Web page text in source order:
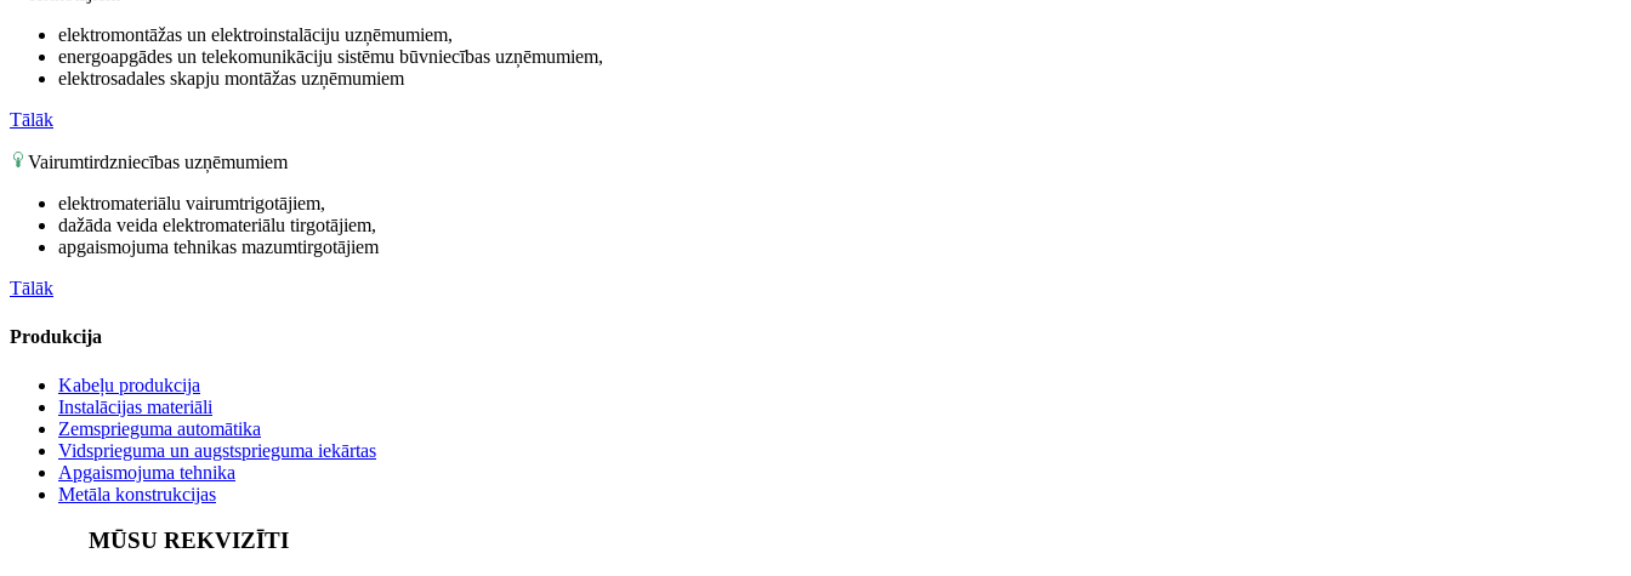
elektromontāžas un elektroinstalāciju uzņēmumiem,
energoapgādes un telekomunikāciju sistēmu būvniecības uzņēmumiem,
elektrosadales skapju montāžas uzņēmumiem
Tālāk
Vairumtirdzniecības uzņēmumiem
elektromateriālu vairumtrigotājiem,
dažāda veida elektromateriālu tirgotājiem,
apgaismojuma tehnikas mazumtirgotājiem
Tālāk
Produkcija
Kabeļu produkcija
Instalācijas materiāli
Zemsprieguma automātika
Vidsprieguma un augstsprieguma iekārtas
Apgaismojuma tehnika
Metāla konstrukcijas
MŪSU REKVIZĪTI